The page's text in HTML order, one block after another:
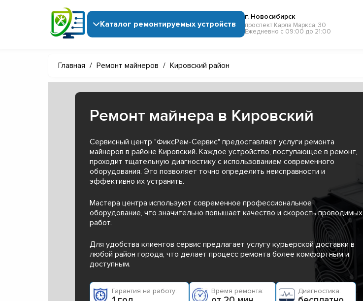
Каталог ремонтируемых устройств
г. Новосибирск
проспект Карла Маркса, 30
Ежедневно с 09:00 до 21:00
Главная / Ремонт майнеров / Кировский район
Ремонт майнера в Кировский
Сервисный центр "ФиксРем-Сервис" предоставляет услуги ремонта
майнеров в районе Кировский. Каждое устройство, поступающее в ремонт,
проходит тщательную диагностику с использованием современного
оборудования. Это позволяет точно определить неисправности и
эффективно их устранить.
Мастера центра используют современное профессиональное
оборудование, что значительно повышает качество и скорость проводимых
работ.
Для удобства клиентов сервис предлагает услугу курьерской доставки в
любой район города, что делает процесс ремонта более комфортным и
доступным.
Гарантия на работу: Время ремонта: Диагностика: